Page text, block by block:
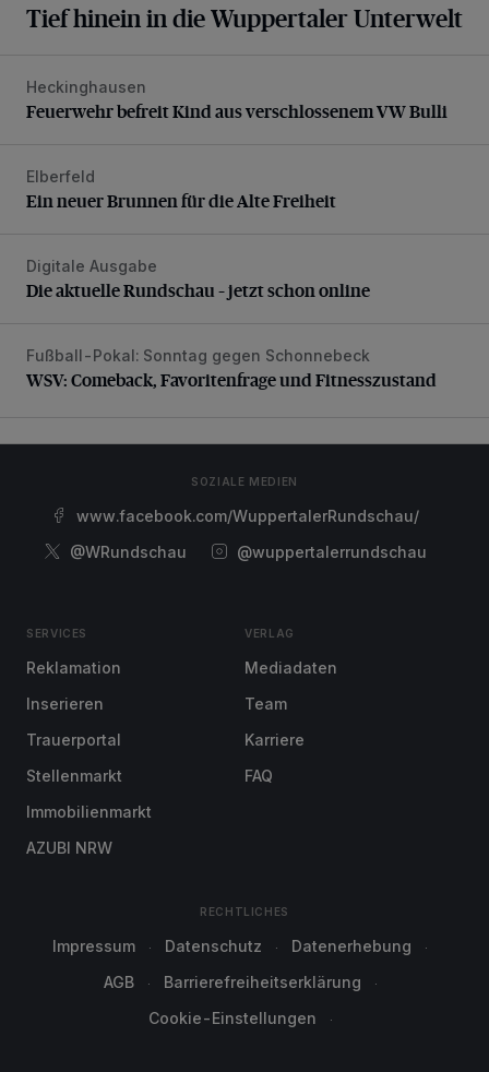
Tief hinein in die Wuppertaler Unterwelt
Feuerwehr befreit Kind aus verschlossenem VW Bulli
Heckinghausen
Feuerwehr befreit Kind aus verschlossenem VW Bulli
Ein neuer Brunnen für die Alte Freiheit
Elberfeld
Ein neuer Brunnen für die Alte Freiheit
Die aktuelle Rundschau – jetzt schon online
Digitale Ausgabe
Die aktuelle Rundschau – jetzt schon online
WSV: Comeback, Favoritenfrage und Fitnesszustand
Fußball-Pokal: Sonntag gegen Schonnebeck
WSV: Comeback, Favoritenfrage und Fitnesszustand
SOZIALE MEDIEN
www.facebook.com/WuppertalerRundschau/
@WRundschau
@wuppertalerrundschau
SERVICES
Reklamation
Inserieren
Trauerportal
Stellenmarkt
Immobilienmarkt
AZUBI NRW
VERLAG
Mediadaten
Team
Karriere
FAQ
RECHTLICHES
Impressum Datenschutz
Datenerhebung
AGB
Barrierefreiheitserklärung
Cookie-Einstellungen